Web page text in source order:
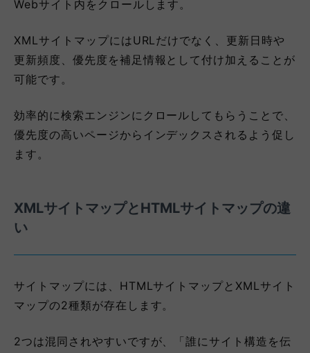
Webサイト内をクロールします。
XMLサイトマップにはURLだけでなく、更新日時や
更新頻度、優先度を補足情報として付け加えることが
可能です。
効率的に検索エンジンにクロールしてもらうことで、
優先度の高いページからインデックスされるよう促し
ます。
XMLサイトマップとHTMLサイトマップの違
い
サイトマップには、HTMLサイトマップとXMLサイト
マップの2種類が存在します。
2つは混同されやすいですが、「誰にサイト構造を伝